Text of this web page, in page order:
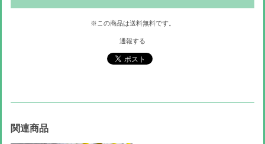
※この商品は送料無料です。
通報する
関連商品